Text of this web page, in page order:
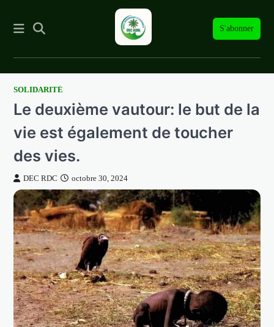
S'abonner
SkipSOLIDARITÉ
Le deuxième vautour: le but de la
vie est également de toucher
des vies.
DEC RDC octobre 30, 2024